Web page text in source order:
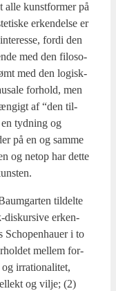
alle kunst­for­mer på
erken­del­se er
for­di den
med den filo­so­
med den logisk-
for­hold, men
af “den til­
tyd­ning og
på en og sam­me
og net­op har det­te
til­del­te
dis­kur­si­ve erken­
Scho­pen­hau­er i to
mel­lem for­
irra­tio­na­li­tet,
og vil­je; (2)